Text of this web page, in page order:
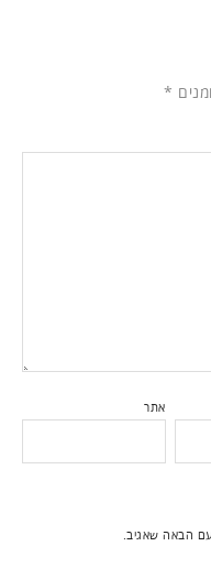
*
אתר
הבאה שאגיב.